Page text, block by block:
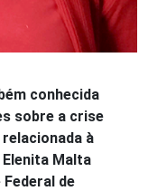
conhecida
sobre a crise
à
Malta
de